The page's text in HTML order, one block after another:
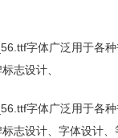
字体广泛用于各
志设计、
字体广泛用于各
志设计、字体设计、